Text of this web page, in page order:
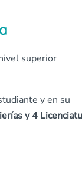
superior
y en su
y 4